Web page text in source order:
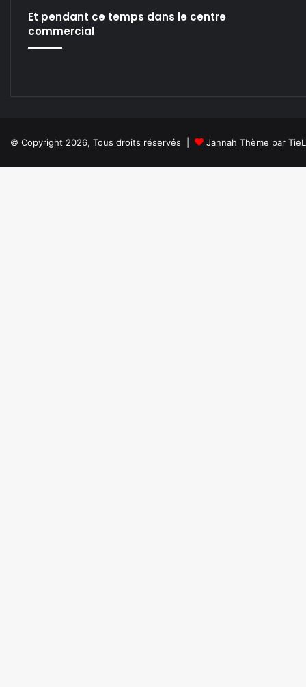
Et pendant ce temps dans le centre
commercial
© Copyright 2026, Tous droits réservés | Jannah Thème par